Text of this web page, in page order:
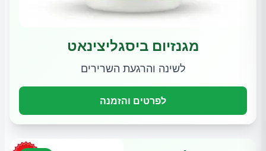
מגנזיום ביסגליצינאט
לשינה והרגעת השרירים
לפרטים והזמנה